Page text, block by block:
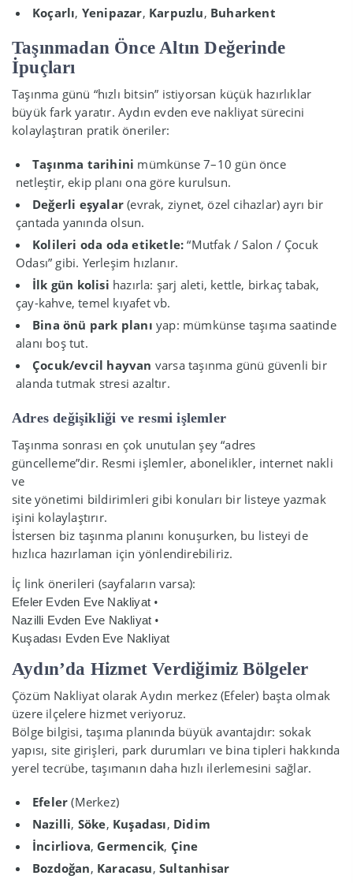
Koçarlı, Yenipazar, Karpuzlu, Buharkent
Taşınmadan Önce Altın Değerinde
İpuçları
Taşınma günü “hızlı bitsin” istiyorsan küçük hazırlıklar
büyük fark yaratır. Aydın evden eve nakliyat sürecini
kolaylaştıran pratik öneriler:
Taşınma tarihini mümkünse 7–10 gün önce
netleştir, ekip planı ona göre kurulsun.
Değerli eşyalar (evrak, ziynet, özel cihazlar) ayrı bir
çantada yanında olsun.
Kolileri oda oda etiketle: “Mutfak / Salon / Çocuk
Odası” gibi. Yerleşim hızlanır.
İlk gün kolisi hazırla: şarj aleti, kettle, birkaç tabak,
çay-kahve, temel kıyafet vb.
Bina önü park planı yap: mümkünse taşıma saatinde
alanı boş tut.
Çocuk/evcil hayvan varsa taşınma günü güvenli bir
alanda tutmak stresi azaltır.
Adres değişikliği ve resmi işlemler
Taşınma sonrası en çok unutulan şey “adres
güncelleme”dir. Resmi işlemler, abonelikler, internet nakli
ve
site yönetimi bildirimleri gibi konuları bir listeye yazmak
işini kolaylaştırır.
İstersen biz taşınma planını konuşurken, bu listeyi de
hızlıca hazırlaman için yönlendirebiliriz.
İç link önerileri (sayfaların varsa):
Efeler Evden Eve Nakliyat •
Nazilli Evden Eve Nakliyat •
Kuşadası Evden Eve Nakliyat
Aydın’da Hizmet Verdiğimiz Bölgeler
Çözüm Nakliyat olarak Aydın merkez (Efeler) başta olmak
üzere ilçelere hizmet veriyoruz.
Bölge bilgisi, taşıma planında büyük avantajdır: sokak
yapısı, site girişleri, park durumları ve bina tipleri hakkında
yerel tecrübe, taşımanın daha hızlı ilerlemesini sağlar.
Efeler (Merkez)
Nazilli, Söke, Kuşadası, Didim
İncirliova, Germencik, Çine
Bozdoğan, Karacasu,Sultanhisar